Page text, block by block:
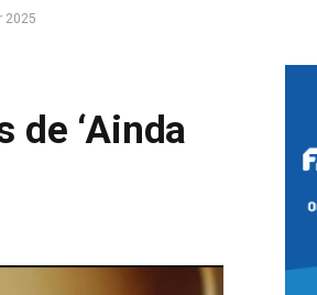
2025
de ‘Ainda